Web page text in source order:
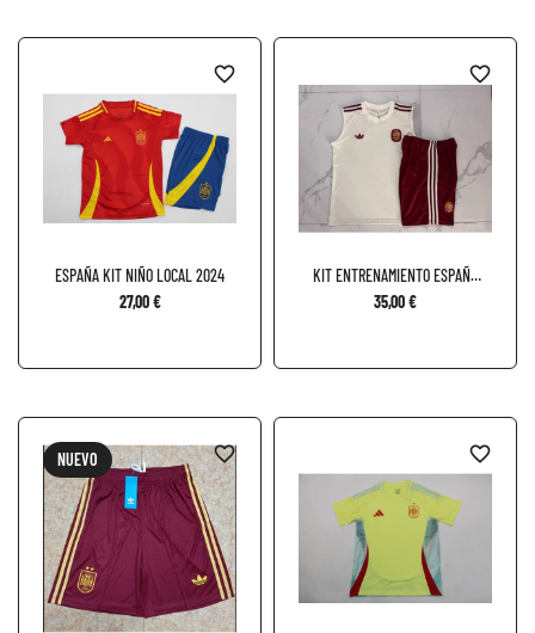
ESPAÑA KIT NIÑO LOCAL 2024
27,00 €
favorite_border
KIT ENTRENAMIENTO ESPAÑA
X...
35,00 €
favorite_border
NUEVO favorite_border favorite_border